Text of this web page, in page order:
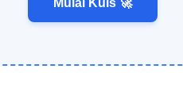
Mulai Kuis 🚀